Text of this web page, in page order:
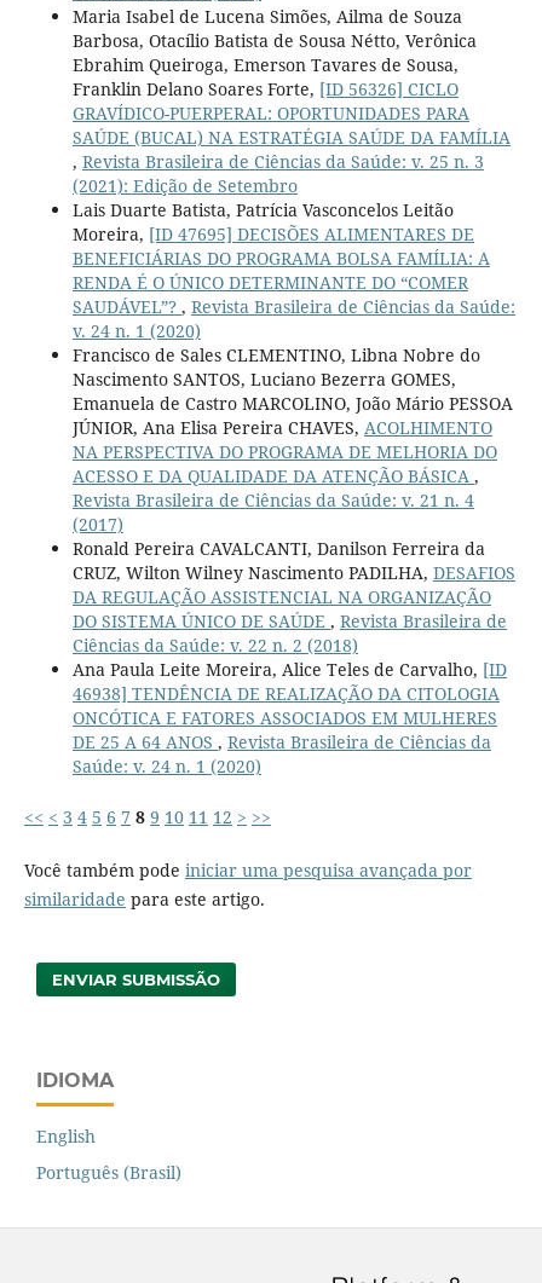
Maria Isabel de Lucena Simões, Ailma de Souza
Barbosa, Otacílio Batista de Sousa Nétto, Verônica
Ebrahim Queiroga, Emerson Tavares de Sousa,
Franklin Delano Soares Forte, [ID 56326] CICLO
GRAVÍDICO-PUERPERAL: OPORTUNIDADES PARA
SAÚDE (BUCAL) NA ESTRATÉGIA SAÚDE DA FAMÍLIA
, Revista Brasileira de Ciências da Saúde: v. 25 n. 3
(2021): Edição de Setembro
Lais Duarte Batista, Patrícia Vasconcelos Leitão
Moreira, [ID 47695] DECISÕES ALIMENTARES DE
BENEFICIÁRIAS DO PROGRAMA BOLSA FAMÍLIA: A
RENDA É O ÚNICO DETERMINANTE DO “COMER
SAUDÁVEL”? , Revista Brasileira de Ciências da Saúde:
v. 24 n. 1 (2020)
Francisco de Sales CLEMENTINO, Libna Nobre do
Nascimento SANTOS, Luciano Bezerra GOMES,
Emanuela de Castro MARCOLINO, João Mário PESSOA
JÚNIOR, Ana Elisa Pereira CHAVES, ACOLHIMENTO
NA PERSPECTIVA DO PROGRAMA DE MELHORIA DO
ACESSO E DA QUALIDADE DA ATENÇÃO BÁSICA ,
Revista Brasileira de Ciências da Saúde: v. 21 n. 4
(2017)
Ronald Pereira CAVALCANTI, Danilson Ferreira da
CRUZ, Wilton Wilney Nascimento PADILHA, DESAFIOS
DA REGULAÇÃO ASSISTENCIAL NA ORGANIZAÇÃO
DO SISTEMA ÚNICO DE SAÚDE , Revista Brasileira de
Ciências da Saúde: v. 22 n. 2 (2018)
Ana Paula Leite Moreira, Alice Teles de Carvalho, [ID
46938] TENDÊNCIA DE REALIZAÇÃO DA CITOLOGIA
ONCÓTICA E FATORES ASSOCIADOS EM MULHERES
DE 25 A 64 ANOS , Revista Brasileira de Ciências da
Saúde: v. 24 n. 1 (2020)
<< < 3 4 5 6 7 8 9 10 11 12 > >>
Você também pode iniciar uma pesquisa avançada por
similaridade para este artigo.
ENVIAR SUBMISSÃO
IDIOMA
English
Português (Brasil)